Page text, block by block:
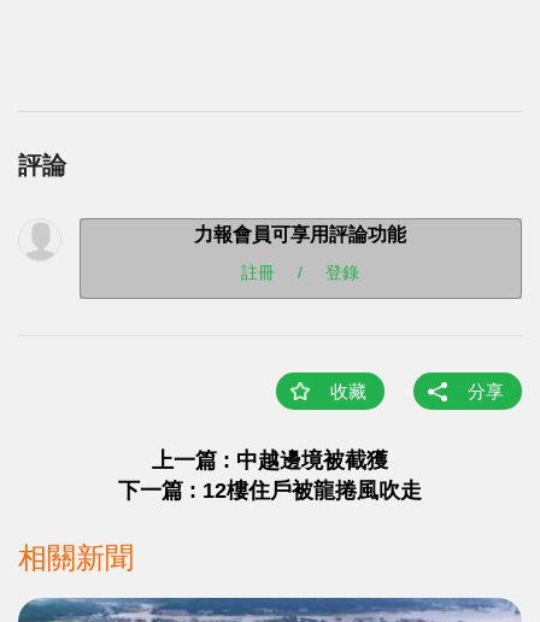
評論
力報會員可享用評論功能
註冊 / 登錄
收藏 分享
上一篇 : 中越邊境被截獲
下一篇 : 12樓住戶被龍捲風吹走
相關新聞